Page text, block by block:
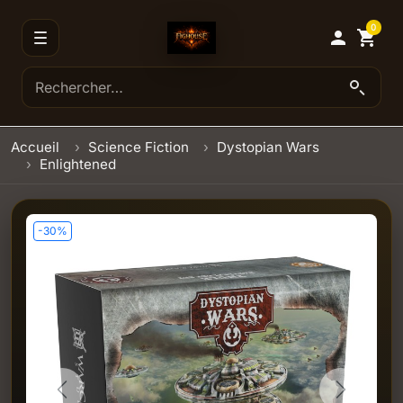
 shopping_cart
0
Accueil Science Fiction
Dystopian Wars
Enlightened
-30%
Previous Next